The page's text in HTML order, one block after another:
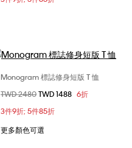
選擇您的尺碼
XXS
M
Monogram 標誌修身短版 T 恤
價格扣減從
TWD 2480至
TWD 1488 6折
3件9折; 5件85折
更多顏色可選